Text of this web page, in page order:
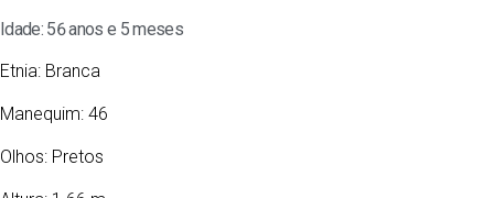
Idade: 56 anos e 5 meses
Etnia: Branca
Manequim: 46
Olhos: Pretos